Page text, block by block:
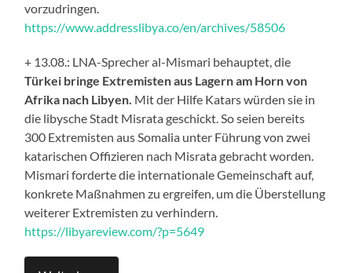
vorzudringen.
https://www.addresslibya.co/en/archives/58506
+ 13.08.: LNA-Sprecher al-Mismari behauptet, die
Türkei bringe Extremisten aus Lagern am Horn von
Afrika nach Libyen. Mit der Hilfe Katars würden sie in
die libysche Stadt Misrata geschickt. So seien bereits
300 Extremisten aus Somalia unter Führung von zwei
katarischen Offizieren nach Misrata gebracht worden.
Mismari forderte die internationale Gemeinschaft auf,
konkrete Maßnahmen zu ergreifen, um die Überstellung
weiterer Extremisten zu verhindern.
https://libyareview.com/?p=5649